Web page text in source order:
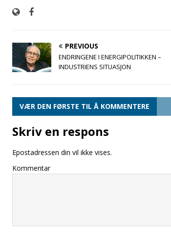
PREVIOUS
ENDRINGENE I ENERGIPOLITIKKEN –
INDUSTRIENS SITUASJON
VÆR DEN FØRSTE TIL Å KOMMENTERE
Skriv en respons
Epostadressen din vil ikke vises.
Kommentar